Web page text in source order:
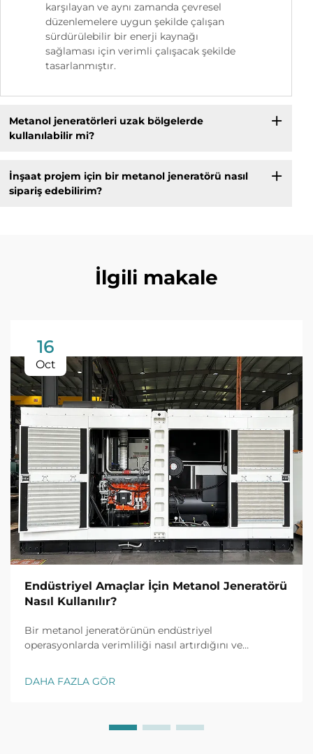
karşılayan ve aynı zamanda çevresel
düzenlemelere uygun şekilde çalışan
sürdürülebilir bir enerji kaynağı
sağlaması için verimli çalışacak şekilde
tasarlanmıştır.
Metanol jeneratörleri uzak bölgelerde
kullanılabilir mi?
İnşaat projem için bir metanol jeneratörü nasıl
sipariş edebilirim?
İlgili makale
16
Oct
Endüstriyel Amaçlar İçin Metanol Jeneratörü
Nasıl Kullanılır?
Bir metanol jeneratörünün endüstriyel
operasyonlarda verimliliği nasıl artırdığını ve
uygulamalarını, güvenlik ipuçlarını ve getiri
analizlerini inceleyin. Bugün daha fazla bilgi edinin.
DAHA FAZLA GÖR